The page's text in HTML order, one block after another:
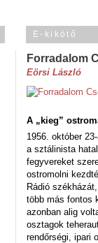
E-kikötő
Forradalom
Eörsi László
A „kieg”
1956. október
a sztálinista
fegyvereket
ostromolni
Rádió
több más fontos
azonban alig
osztagok
rendőrségi, ipari